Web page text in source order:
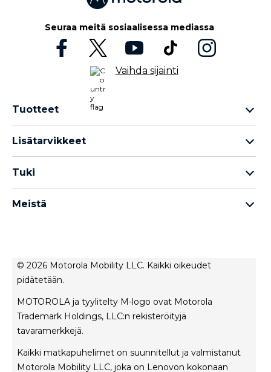
Seuraa meitä sosiaalisessa mediassa
Vaihda sijainti
Tuotteet
Motorola G -perhe
Thinkphone 25 by Motorola
Lisätarvikkeet
moto tag
Tuki
Korjauksen tila
Rescue- ja älyavustintyökalu
Meistä
Myyntiehdot
Käyttöehdot
Tietosuojakäytäntö
Innovaatio
Urat
Tuotteen yksityisyys
© 2026 Motorola Mobility LLC. Kaikki oikeudet
pidätetään.
MOTOROLA ja tyylitelty M-logo ovat Motorola
Trademark Holdings, LLC:n rekisteröityjä
tavaramerkkejä.
Kaikki matkapuhelimet on suunnitellut ja valmistanut
Motorola Mobility LLC, joka on Lenovon kokonaan